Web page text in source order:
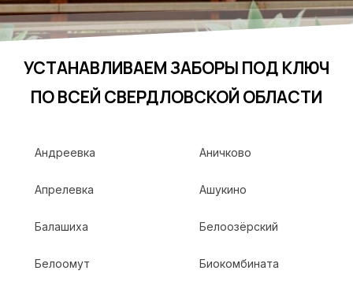
УСТАНАВЛИВАЕМ ЗАБОРЫ ПОД КЛЮЧ
ПО ВСЕЙ СВЕРДЛОВСКОЙ ОБЛАСТИ
Андреевка Аничково
Апрелевка Ашукино
Балашиха Белоозёрский
Белоомут Биокомбината